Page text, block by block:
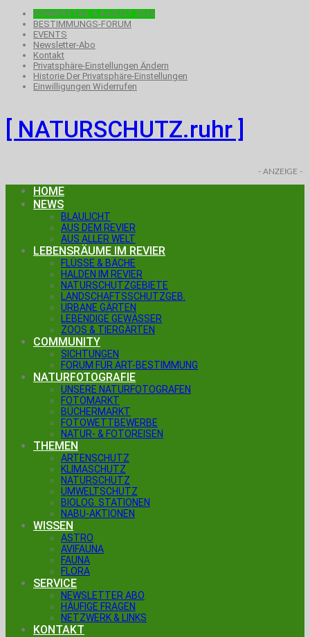
DONNERSTAG, 6.AUGUST 2026
BESTIMMUNGS-FORUM
EVENTS
Newsletter-Abo
Kontakt
Privatsphäre-Einstellungen Ändern
Historie Der Privatsphäre-Einstellungen
Einwilligungen Widerrufen
[ NATURSCHUTZ.ruhr ]
- ANZEIGE -
HOME
NEWS
BLAULICHT
AUS DEM REVIER
AUS ALLER WELT
LEBENSRÄUME IM REVIER
FLÜSSE & BÄCHE
HALDEN IM REVIER
NATURSCHUTZGEBIETE
LANDSCHAFTSSCHUTZGEB.
URBANE GÄRTEN
LEBENDIGE GEWÄSSER
ZOOS & TIERGÄRTEN
COMMUNITY
SICHTUNGEN
FORUM FÜR ART-BESTIMMUNG
NATURFOTOGRAFIE
UNSERE NATURFOTOGRAFEN
FOTOMARKT
BÜCHERMARKT
FOTOWETTBEWERBE
NATUR- & FOTOREISEN
THEMEN
ARTENSCHUTZ
KLIMASCHUTZ
NATURSCHUTZ
UMWELTSCHUTZ
BIOLOG. STATIONEN
NABU-AKTIONEN
WISSEN
ASTRO
AVIFAUNA
FAUNA
FLORA
SERVICE
NEWSLETTER ABO
HÄUFIGE FRAGEN
NETZWERK & LINKS
KONTAKT